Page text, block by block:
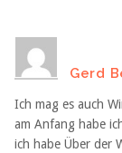
Gerd
Ich mag es auch
am Anfang habe
ich habe Über der